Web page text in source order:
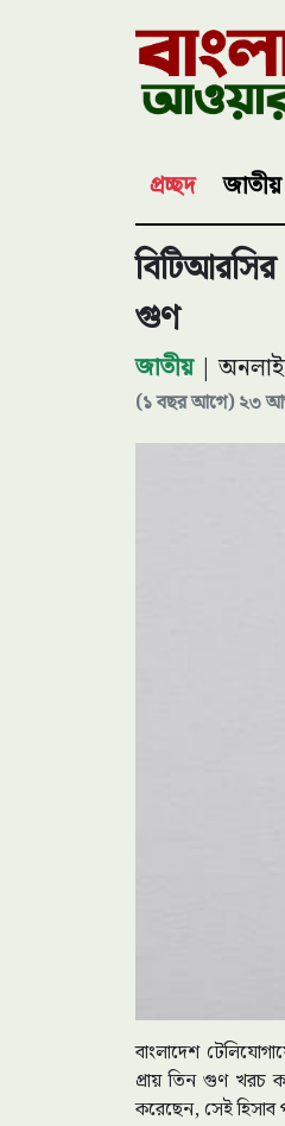
প্রচ্ছদ জাতীয়
বিটিআরসির
গুণ
জাতীয়|
(১ বছর আগে) ২৩
বাংলাদেশ
প্রায় তিন গুণ খরচ
করেছেন, সেই হিসাব